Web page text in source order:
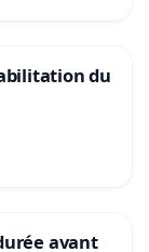
du
avant